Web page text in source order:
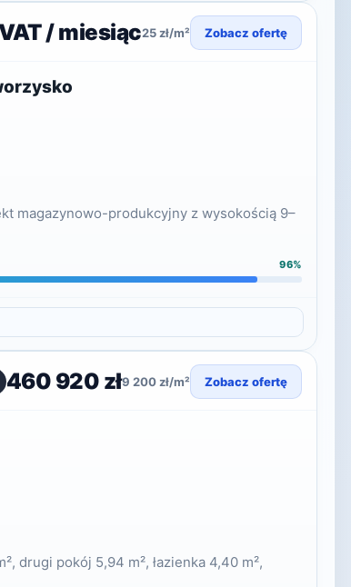
/ miesiąc25 zł/m² Zobacz ofertę
magazynowo-produkcyjny z wysokością 9–
96%
460 920 zł9 200 zł/m² Zobacz ofertę
drugi pokój 5,94 m², łazienka 4,40 m²,